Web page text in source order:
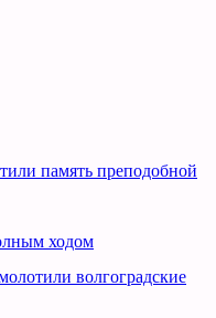
память преподобной
ходом
волгоградские